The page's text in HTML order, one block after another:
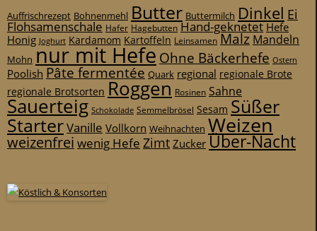
Auffrischrezept Bohnenmehl Butter Buttermilch Dinkel Ei
Flohsamenschale Hafer Hagebutten Hand-geknetet Hefe
Honig Joghurt Kardamom Kartoffeln Leinsamen Malz Mandeln
Mohn nur mit Hefe Ohne Bäckerhefe Ostern
Poolish Pâte fermentée Quark regional regionale Brote
regionale Brotsorten Roggen Rosinen Sahne
Sauerteig Schokolade Semmelbrösel Sesam Süßer
StarterVanille Vollkorn Weihnachten Weizen
weizenfrei wenig Hefe ZimtZuckerÜber-Nacht